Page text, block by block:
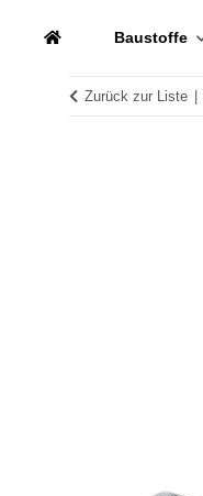
Baustoffe
Zurück zur Liste